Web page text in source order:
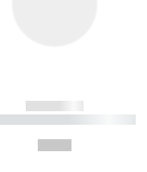
------------
----------- ----------